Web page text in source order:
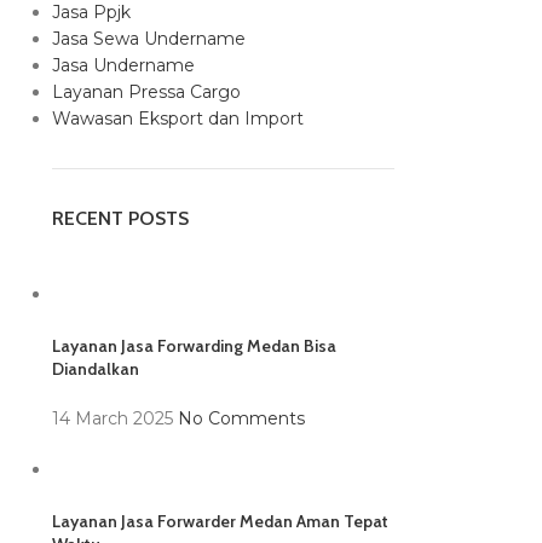
Jasa Ppjk
Jasa Sewa Undername
Jasa Undername
Layanan Pressa Cargo
Wawasan Eksport dan Import
RECENT POSTS
Layanan Jasa Forwarding Medan Bisa
Diandalkan
14 March 2025 No Comments
Layanan Jasa Forwarder Medan Aman Tepat